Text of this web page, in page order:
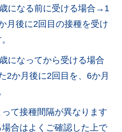
になる前に受ける場合→1
月後に2回目の接種を受け
になってから受ける場合
2か月後に2回目を、6か月
て接種間隔が異なります
合はよくご確認した上で